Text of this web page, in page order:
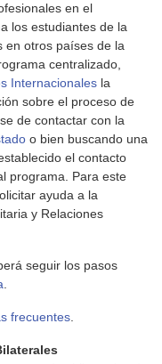
en el
los estudiantes de la
en otros países de la
centralizado,
Internacionales la
sobre el proceso de
de contactar con la
o bien buscando una
el contacto
programa. Para este
ayuda a la
y Relaciones
seguir los pasos
frecuentes